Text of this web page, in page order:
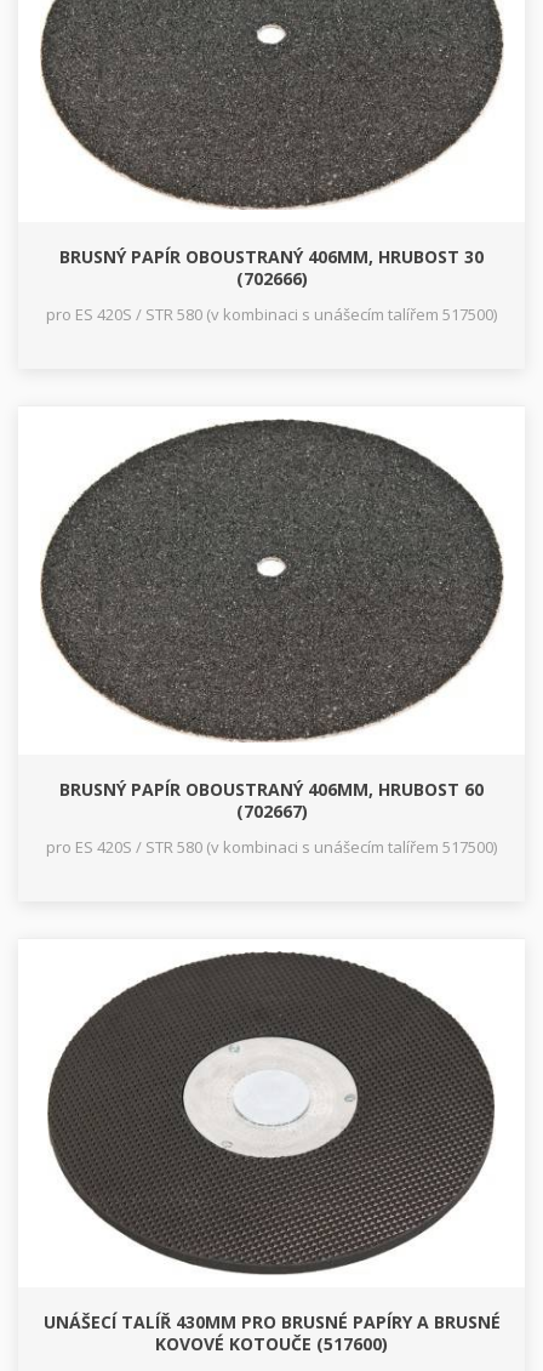
BRUSNÝ PAPÍR OBOUSTRANÝ 406MM, HRUBOST 30
(702666)
pro ES 420S / STR 580 (v kombinaci s unášecím talířem 517500)
BRUSNÝ PAPÍR OBOUSTRANÝ 406MM, HRUBOST 60
(702667)
pro ES 420S / STR 580 (v kombinaci s unášecím talířem 517500)
UNÁŠECÍ TALÍŘ 430MM PRO BRUSNÉ PAPÍRY A BRUSNÉ
KOVOVÉ KOTOUČE (517600)